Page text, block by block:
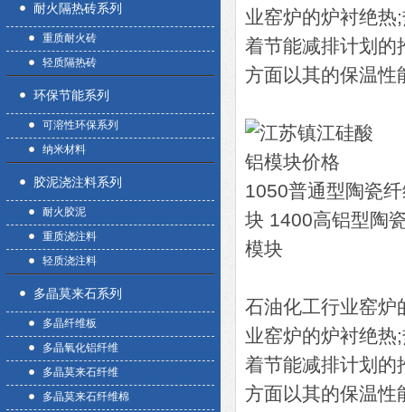
耐火隔热砖系列
重质耐火砖
轻质隔热砖
环保节能系列
可溶性环保系列
纳米材料
胶泥浇注料系列
耐火胶泥
重质浇注料
轻质浇注料
多晶莫来石系列
多晶纤维板
多晶氧化铝纤维
多晶莫来石纤维
多晶莫来石纤维棉
业窑炉的炉衬绝热
着节能减排计划的
方面以其的保温性
1050普通型陶瓷
块 1400高铝型陶
模块
石油化工行业窑炉
业窑炉的炉衬绝热
着节能减排计划的
方面以其的保温性